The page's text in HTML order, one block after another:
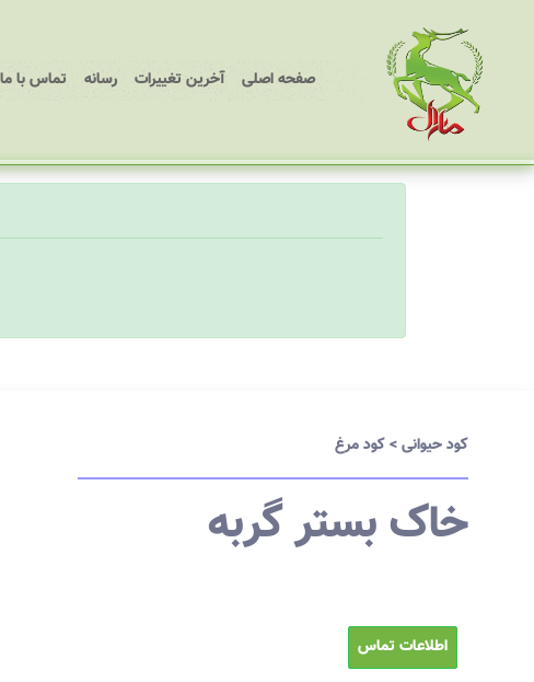
صفحه اصلی
(current) آخرین تغییرات رسانه تماس با ما
کود حیوانی>کود مرغ
خاک بستر گربه
اطلاعات تماس